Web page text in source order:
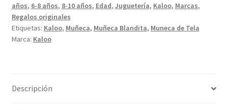
años, 6-8 años, 8-10 años, Edad, Juguetería, Kaloo, Marcas,
Regalos originales
Etiquetas: Kaloo, Muñeca, Muñeca Blandita, Muneca de Tela
Marca: Kaloo
Descripción